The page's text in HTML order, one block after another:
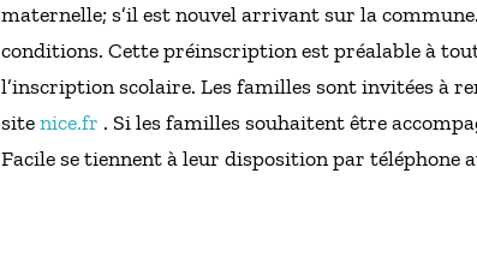
maternelle; s’il est nouvel arrivant sur la
conditions. Cette préinscription est préalable à
l’inscription scolaire. Les familles sont invitées à
sitenice.fr . Si les familles souhaitent être
Facile se tiennent à leur disposition par téléphone